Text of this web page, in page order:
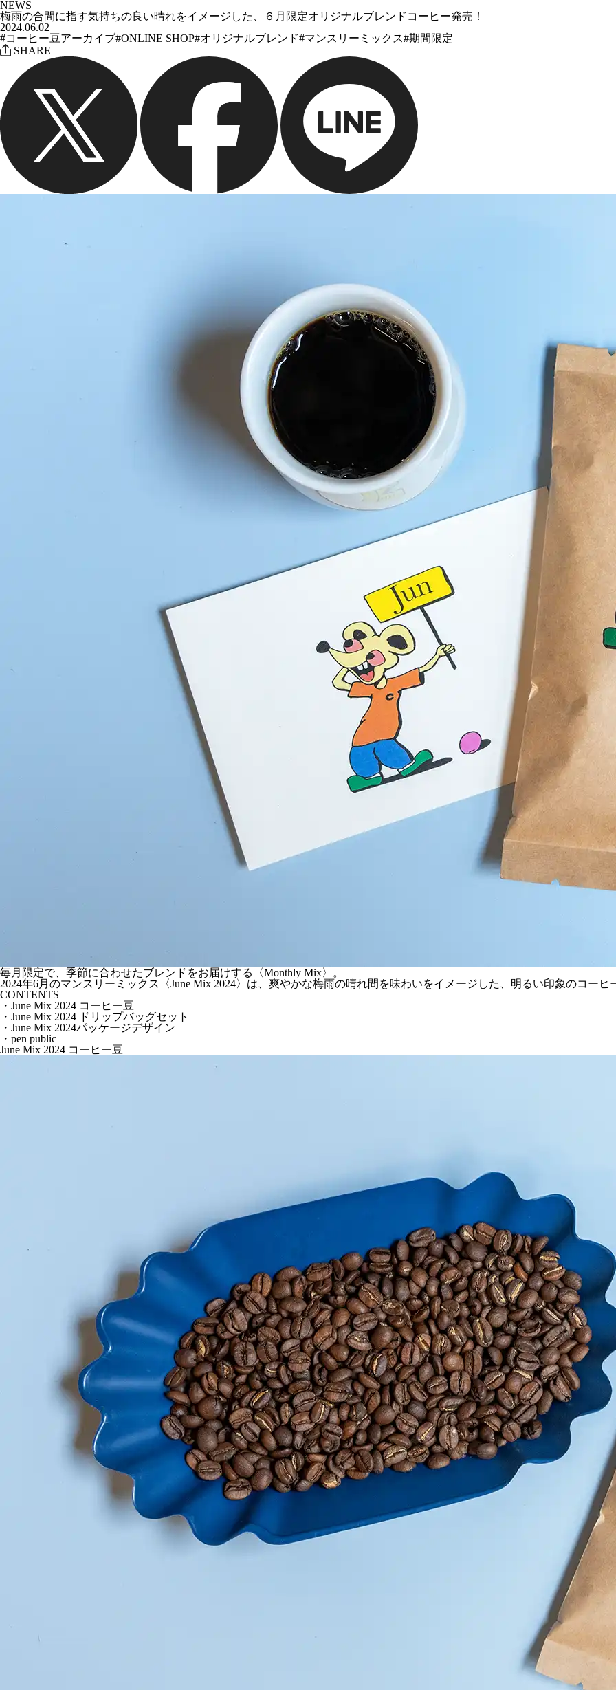
NEWS
梅雨の合間に指す気持ちの良い晴れをイメージした、６月限定オリジナルブレンドコーヒー発売！
2024.06.02
#コーヒー豆アーカイブ#ONLINE SHOP#オリジナルブレンド#マンスリーミックス#期間限定
SHARE
毎月限定で、季節に合わせたブレンドをお届けする〈Monthly Mix〉。
2024年6月のマンスリーミックス〈June Mix 2024〉は、爽やかな梅雨の晴れ間を味わいをイメージした、明るい印象のコーヒ
CONTENTS
・June Mix 2024 コーヒー豆
・June Mix 2024 ドリップバッグセット
・June Mix 2024パッケージデザイン
・pen public
June Mix 2024 コーヒー豆